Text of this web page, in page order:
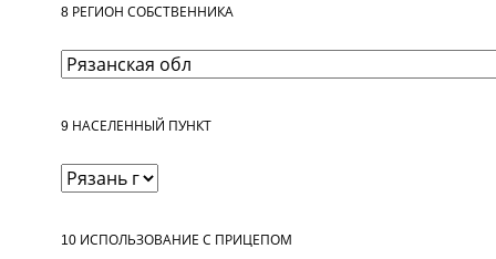
8 РЕГИОН СОБСТВЕННИКА
9 НАСЕЛЕННЫЙ ПУНКТ
10 ИСПОЛЬЗОВАНИЕ С ПРИЦЕПОМ